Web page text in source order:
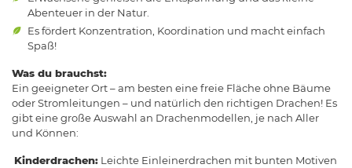
Abenteuer in der Natur.
Es fördert Konzentration, Koordination und macht einfach
Spaß!
Was du brauchst:
Ein geeigneter Ort – am besten eine freie Fläche ohne Bäume
oder Stromleitungen – und natürlich den richtigen Drachen! Es
gibt eine große Auswahl an Drachenmodellen, je nach Aller
und Können:
Kinderdrachen: Leichte Einleinerdrachen mit bunten Motiven